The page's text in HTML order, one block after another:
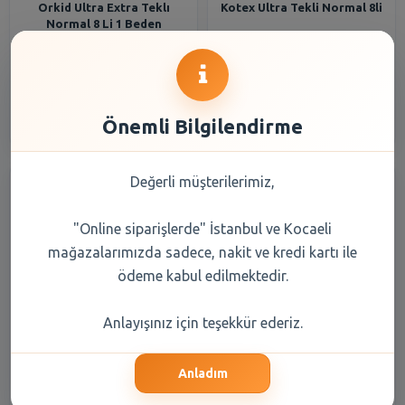
Orkid Ultra Extra Teklı
Normal 8 Li 1 Beden
Kotex Ultra Tekli Normal 8li
6 Lı 3 Beden
Tekli
Önemli Bilgilendirme
Değerli müşterilerimiz,
"Online siparişlerde" İstanbul ve Kocaeli
mağazalarımızda sadece, nakit ve kredi kartı ile
ödeme kabul edilmektedir.
Anlayışınız için teşekkür ederiz.
Anladım